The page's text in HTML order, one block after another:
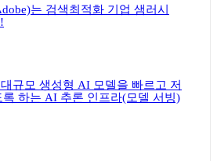
는 검색최적화 기업 샘러시
규모 생성형 AI 모델을 빠르고 저
하는 AI 추론 인프라(모델 서빙)